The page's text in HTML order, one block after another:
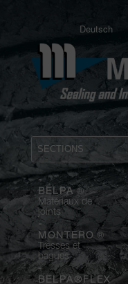
Deutsch
-
BELPA®
Matériaux de
joints
-
MONTERO ®
Tresses et
bagues
-
BELPA®FLEX